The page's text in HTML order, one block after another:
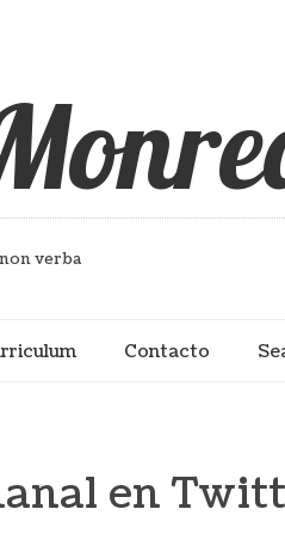
verba
Contacto
en